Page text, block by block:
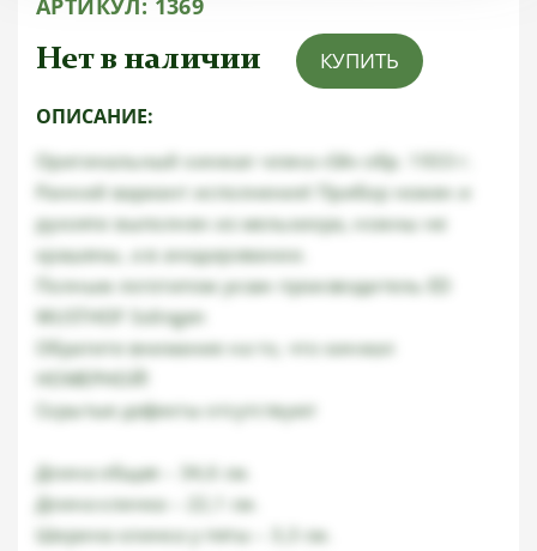
АРТИКУЛ: 1369
Нет в наличии КУПИТЬ
ОПИСАНИЕ:
Оригинальный кинжал члена «SA» обр. 1933 г.
Ранний вариант исполнения! Прибор ножен и
рукояти выполнен из мельхиора, ножны не
крашены, а в анодировании.
Полным логотипом укзан производитель ED
WUSTHOF Solingen
Обратите внимание на то, что кинжал
НОМЕРНОЙ!
Скрытые дефекты отсутствуют
Длина общая – 34,6 см.
Длина клинка – 22,1 см.
Ширина клинка у пяты – 3,3 см.